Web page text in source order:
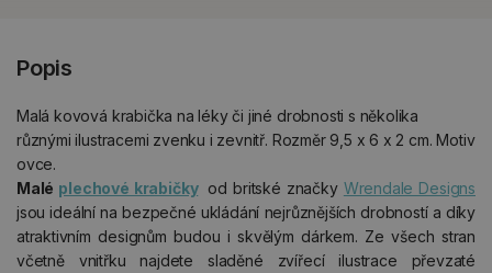
Popis
Malá kovová krabička na léky či jiné drobnosti s několika
různými ilustracemi zvenku i zevnitř. Rozměr 9,5 x 6 x 2 cm. Motiv
ovce.
Malé plechové krabičky od britské značky Wrendale Designs
jsou ideální na bezpečné ukládání nejrůznějších drobností a díky
atraktivním designům budou i skvělým dárkem. Ze všech stran
včetně vnitřku najdete sladěné zvířecí ilustrace převzaté